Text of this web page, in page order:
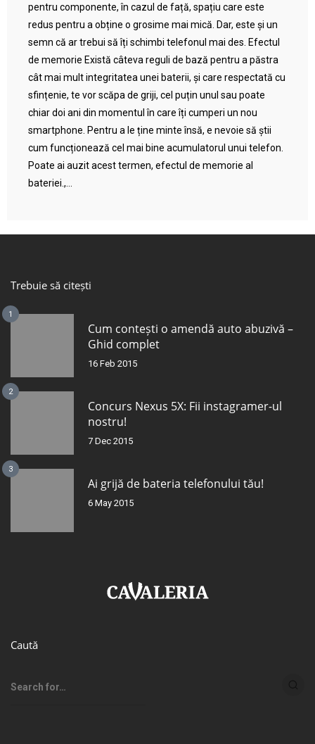
pentru componente, în cazul de față, spațiu care este
redus pentru a obține o grosime mai mică. Dar, este și un
semn că ar trebui să îți schimbi telefonul mai des. Efectul
de memorie Există câteva reguli de bază pentru a păstra
cât mai mult integritatea unei baterii, și care respectată cu
sfințenie, te vor scăpa de griji, cel puțin unul sau poate
chiar doi ani din momentul în care îți cumperi un nou
smartphone. Pentru a le ține minte însă, e nevoie să știi
cum funcționează cel mai bine acumulatorul unui telefon.
Poate ai auzit acest termen, efectul de memorie al
bateriei.,...
Trebuie să citești
1
Cum contești o amendă auto abuzivă –
Ghid complet
16 Feb 2015
2
Concurs Nexus 5X: Fii instagramer-ul
nostru!
7 Dec 2015
3
Ai grijă de bateria telefonului tău!
6 May 2015
Caută